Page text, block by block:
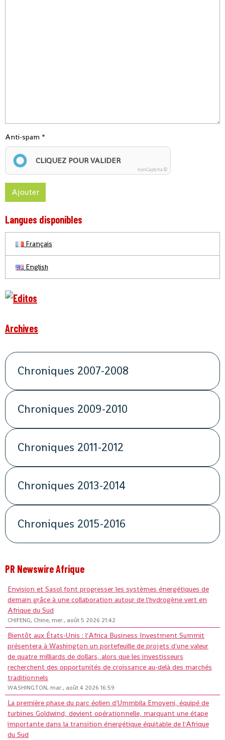
Anti-spam
CLIQUEZ POUR VALIDER
IconCaptcha ©
Ajouter
Langues disponibles
Français
English
Archives
Chroniques 2007-2008
Chroniques 2009-2010
Chroniques 2011-2012
Chroniques 2013-2014
Chroniques 2015-2016
PR Newswire Afrique
Envision et Sasol font progresser les systèmes énergétiques de
demain grâce à une collaboration autour de l'hydrogène vert en
Afrique du Sud
CHIFENG, Chine, mer., août 5 2026 21:42
Bientôt aux États-Unis : l'Africa Business Investment Summit
présentera à Washington un portefeuille de projets d'une valeur
de quatre milliards de dollars, alors que les investisseurs
recherchent des opportunités de croissance au-delà des marchés
traditionnels
WASHINGTON, mar., août 4 2026 16:59
La première phase du parc éolien d'Ummbila Emoyeni, équipé de
turbines Goldwind, devient opérationnelle, marquant une étape
importante dans la transition énergétique équitable de l'Afrique
du Sud